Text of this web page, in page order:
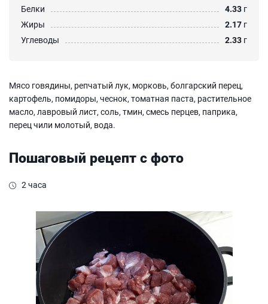
Белки
4.33 г
Жиры
2.17 г
Углеводы
2.33 г
Мясо говядины, репчатый лук, морковь, болгарский перец,
картофель, помидоры, чеснок, томатная паста, растительное
масло, лавровый лист, соль, тмин, смесь перцев, паприка,
перец чили молотый, вода.
Пошаговый рецепт с фото
2 часа